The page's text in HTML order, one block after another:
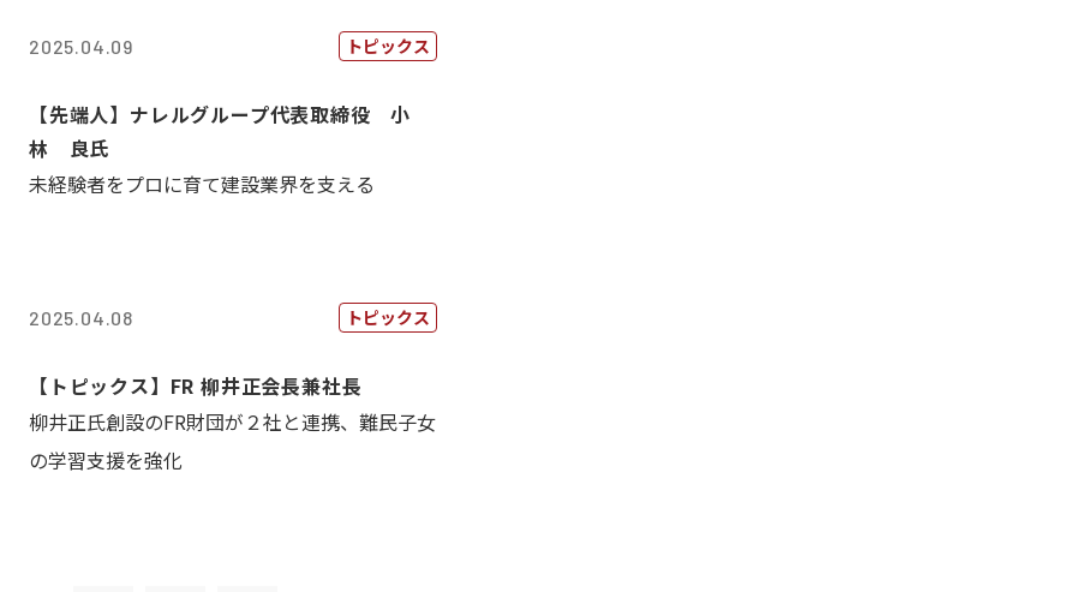
2025.04.09 トピックス
【先端人】ナレルグループ代表取締役 小
林 良氏
未経験者をプロに育て建設業界を支える
2025.04.08 トピックス
【トピックス】FR 柳井正会長兼社長
柳井正氏創設のFR財団が２社と連携、難民子女
の学習支援を強化